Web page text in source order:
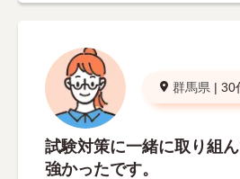
群馬県 | 30
試験対策に一緒に取り組
強かったです。